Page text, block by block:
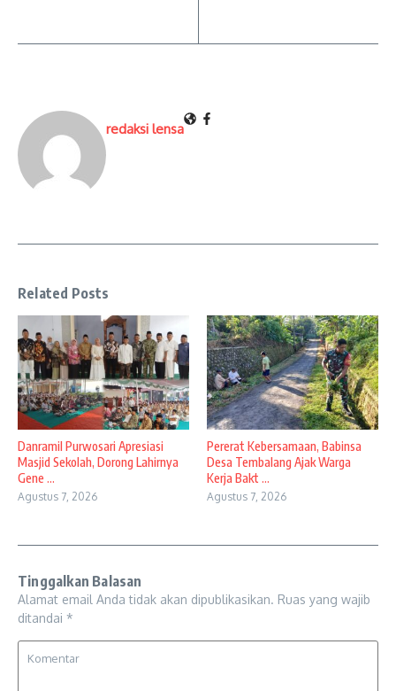
redaksi lensa
Related Posts
Danramil Purwosari Apresiasi
Masjid Sekolah, Dorong Lahirnya
Gene ...
Agustus 7, 2026
Pererat Kebersamaan, Babinsa
Desa Tembalang Ajak Warga
Kerja Bakt ...
Agustus 7, 2026
Tinggalkan Balasan
Alamat email Anda tidak akan dipublikasikan. Ruas yang wajib
ditandai *